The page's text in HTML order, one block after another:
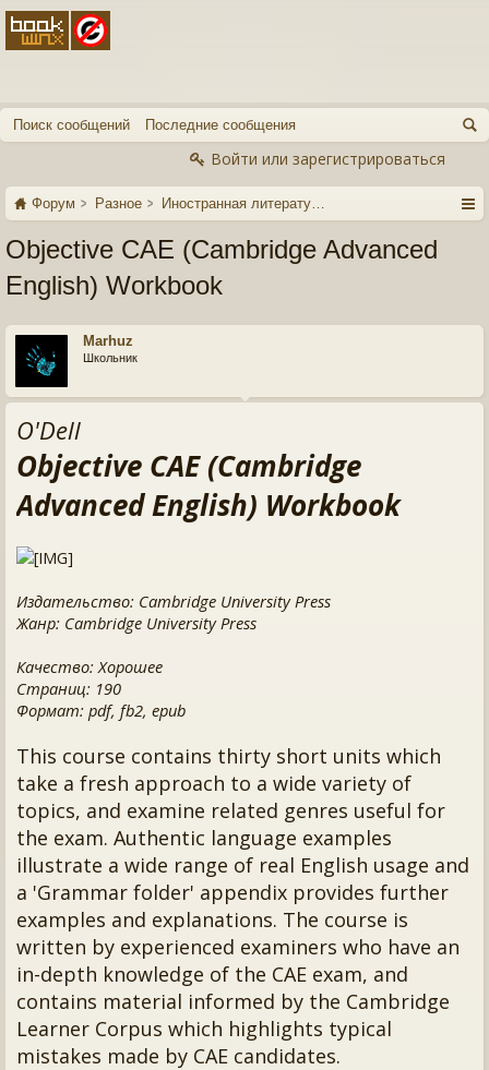
Поиск сообщений Последние сообщения
Войти или зарегистрироваться
Форум Разное Иностранная литература
Objective CAE (Cambridge Advanced
English) Workbook
Marhuz
Школьник
O'Dell
Objective CAE (Cambridge
Advanced English) Workbook
Издательство: Cambridge University Press
Жанр: Cambridge University Press
Качество: Хорошее
Страниц: 190
Формат: pdf, fb2, epub
This course contains thirty short units which
take a fresh approach to a wide variety of
topics, and examine related genres useful for
the exam. Authentic language examples
illustrate a wide range of real English usage and
a 'Grammar folder' appendix provides further
examples and explanations. The course is
written by experienced examiners who have an
in-depth knowledge of the CAE exam, and
contains material informed by the Cambridge
Learner Corpus which highlights typical
mistakes made by CAE candidates.